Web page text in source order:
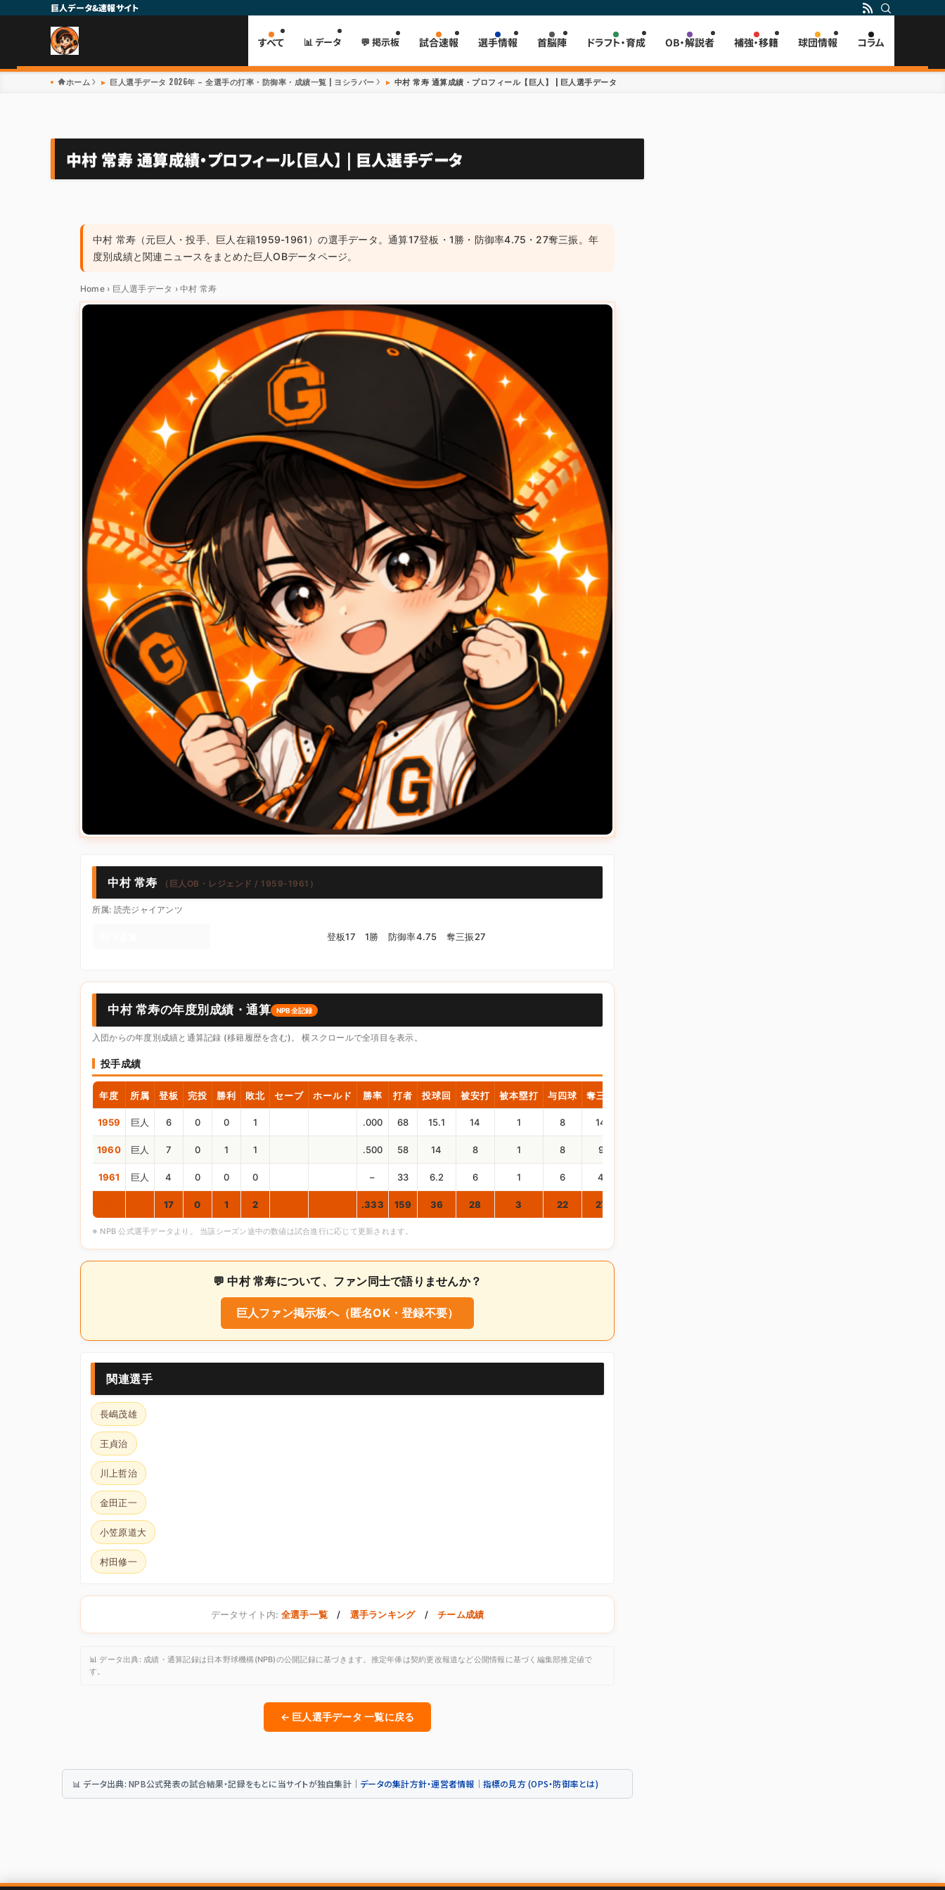
巨人データ&速報サイト
すべて 📊 データ 💬 掲示板 試合速報 選手情報 首脳陣 ドラフト・育成 OB・解説者 補強・移籍 球団情報 コラム
ホーム 巨人選手データ 2026年 – 全選手の打率・防御率・成績一覧 | ヨシラバー 中村 常寿 通算成績・プロフィール【巨人】 | 巨人選手データ
中村 常寿 通算成績・プロフィール【巨人】 | 巨人選手データ
中村 常寿（元巨人・投手、巨人在籍1959-1961）の選手データ。通算17登板・1勝・防御率4.75・27奪三振。年
度別成績と関連ニュースをまとめた巨人OBデータページ。
Home› 巨人選手データ ›中村 常寿
中村 常寿 （巨人OB・レジェンド / 1959-1961）
所属: 読売ジャイアンツ
登板17 1勝 防御率4.75 奪三振27
中村 常寿の年度別成績・通算 NPB全記録
入団からの年度別成績と通算記録 (移籍履歴を含む)。 横スクロールで全項目を表示。
投手成績
年度 所属 登板 完投 勝利 敗北 セーブ ホールド 勝率 打者 投球回 被安打 被本塁打 与四球 奪三振
1959 巨人 6 0 0 1 .000 68 15.1 14 1 8 14
1960 巨人 7 0 1 1 .500 58 14 8 1 8 9
1961 巨人 4 0 0 0 – 33 6.2 6 1 6 4
17 0 1 2 .333 159 36 28 3 22 27
※ NPB 公式選手データより。 当該シーズン途中の数値は試合進行に応じて更新されます。
💬 中村 常寿について、ファン同士で語りませんか？
巨人ファン掲示板へ（匿名OK・登録不要）
関連選手
長嶋茂雄
王貞治
川上哲治
金田正一
小笠原道大
村田修一
データサイト内: 全選手一覧 / 選手ランキング/チーム成績
📊 データ出典: 成績・通算記録は日本野球機構(NPB)の公開記録に基づきます。推定年俸は契約更改報道など公開情報に基づく編集部推定値で
す。
← 巨人選手データ 一覧に戻る
📊 データ出典: NPB公式発表の試合結果・記録をもとに当サイトが独自集計｜ データの集計方針・運営者情報 ｜ 指標の見方 (OPS・防御率とは)